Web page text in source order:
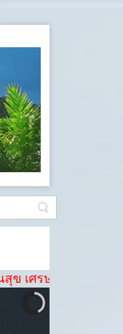
เข้มแข็ง ราษฎร์-รัฐ